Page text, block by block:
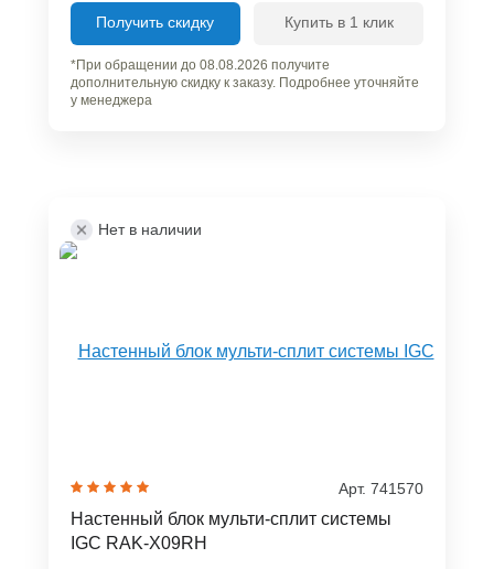
Получить скидку Купить в 1 клик
*При обращении до 08.08.2026 получите
дополнительную скидку к заказу. Подробнее уточняйте
у менеджера
Нет в наличии
Арт. 741570
Настенный блок мульти-сплит системы
IGC RAK-X09RH